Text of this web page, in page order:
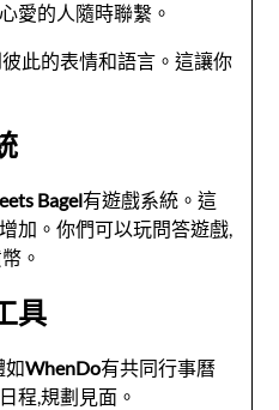
愛的人隨時聯繫。
此的表情和語言。這讓你
Bagel有遊戲系統。這
加。你們可以玩問答遊戲,
。
具
如WhenDo有共同行事曆
程,規劃見面。